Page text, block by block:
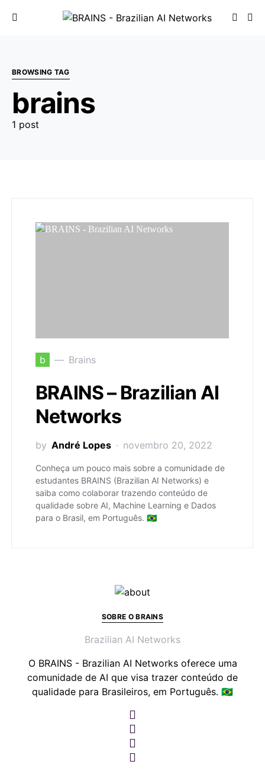
BROWSING TAG
brains
1 post
b Brains
BRAINS – Brazilian AI
Networks
by André Lopes novembro 20, 2022
Conheça um pouco mais sobre a comunidade de
estudantes BRAINS (Brazilian AI Networks) e
saiba como colaborar trazendo conteúdo de
qualidade sobre AI, Machine Learning e Dados
para o Brasil, em Português. 🇧🇷
SOBRE O BRAINS
Brazilian AI Networks
O BRAINS - Brazilian AI Networks oferece uma
comunidade de AI que visa trazer conteúdo de
qualidade para Brasileiros, em Português. 🇧🇷